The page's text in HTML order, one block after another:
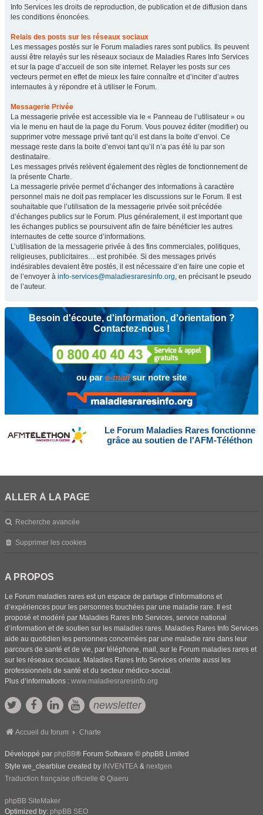
Info Services les droits de reproduction, de publication et de diffusion dans
les conditions énoncées.
Relais des posts sur les réseaux sociaux
Les messages postés sur le Forum maladies rares sont publics. Ils peuvent
aussi être relayés sur les réseaux sociaux de Maladies Rares Info Services
et sur la page d’accueil de son site internet. Relayer les posts sur ces
vecteurs permet en effet de mieux les faire connaître et d’inciter d’autres
internautes à y répondre et à utiliser le Forum.
Messagerie Privée
La messagerie privée est accessible via le « Panneau de l’utilisateur » ou
via le menu en haut de la page du Forum. Vous pouvez éditer (modifier) ou
supprimer votre message privé tant qu’il est dans la boite d’envoi. Ce
message reste dans la boite d’envoi tant qu’il n’a pas été lu par son
destinataire.
Les messages privés relèvent également des règles de fonctionnement de
la présente Charte.
La messagerie privée permet d’échanger des informations à caractère
personnel mais ne doit pas remplacer les discussions sur le Forum. Il est
souhaitable que l’utilisation de la messagerie privée soit précédée
d’échanges publics sur le Forum. Plus généralement, il est important que
les échanges publics se poursuivent afin de faire bénéficier les autres
internautes de cette source d’informations.
L’utilisation de la messagerie privée à des fins commerciales, politiques,
religieuses, publicitaires… est prohibée. Si des messages privés
indésirables devaient être postés, il est nécessaire d’en faire une copie et
de l’envoyer à info-services@maladiesraresinfo.org, en précisant le pseudo
de l’auteur.
Besoin d'écoute, d'information, d'orientation ?
Contactez-nous !
ou pare-mailsur notre site
Le Forum Maladies Rares fonctionne
grâce au soutien de l'AFM-Téléthon
ALLER À LA PAGE
Recherche avancée
Supprimer les cookies
A PROPOS
Le Forum maladies rares est un espace de partage d’informations et
d’expériences pour les personnes touchées par une maladie rare. Il est
proposé et modéré par Maladies Rares Info Services, service national
d’information et de soutien sur les maladies rares. Maladies Rares Info Services
aide au quotidien les personnes concernées par une maladie rare dans leur
parcours de santé et de vie, par téléphone, mail, sur le Forum maladies rares et
sur les réseaux sociaux. Maladies Rares Info Services oriente aussi les
professionnels de santé et du secteur médico-social.
Plus d’informations : www.maladiesraresinfo.org
newsletter
Accueil du forum Charte
Développé par phpBB® Forum Software © phpBB Limited
Style we_clearblue created by INVENTEA & nextgen
Traduction française officielle © Qiaeru
phpBB SiteMaker
Optimized by: phpBB SEO